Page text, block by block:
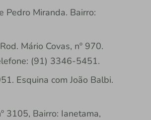
Pedro Miranda. Bairro:
Mário Covas, nº 970.
(91) 3346-5451.
Esquina com João Balbi.
3105, Bairro: Ianetama,